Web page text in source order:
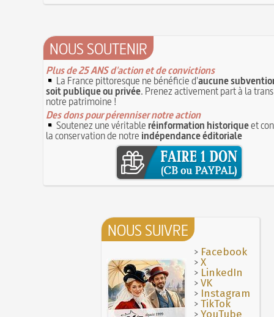
NOUS SOUTENIR
Plus de 25 ANS d'action et de convictions
La France pittoresque ne bénéficie d'aucune
soit publique ou privée. Prenez activement part à la
notre patrimoine !
Des dons pour pérenniser notre action
Soutenez une véritableréinformation historiqueet
la conservation de notre indépendance éditoriale
NOUS SUIVRE
> Facebook
>X
> LinkedIn
>VK
> Instagram
>TikTok
>YouTube